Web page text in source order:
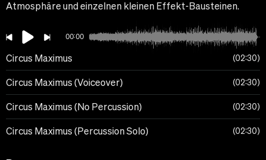
Atmosphäre und einzelnen kleinen Effekt-Bausteinen.
00:00
Circus Maximus 02:30
Circus Maximus (Voiceover) 02:30
Circus Maximus (No Percussion) 02:30
Circus Maximus (Percussion Solo) 02:30